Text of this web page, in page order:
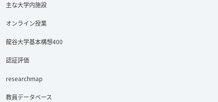
主な大学内施設
オンライン授業
龍谷大学基本構想400
認証評価
researchmap
教員データベース